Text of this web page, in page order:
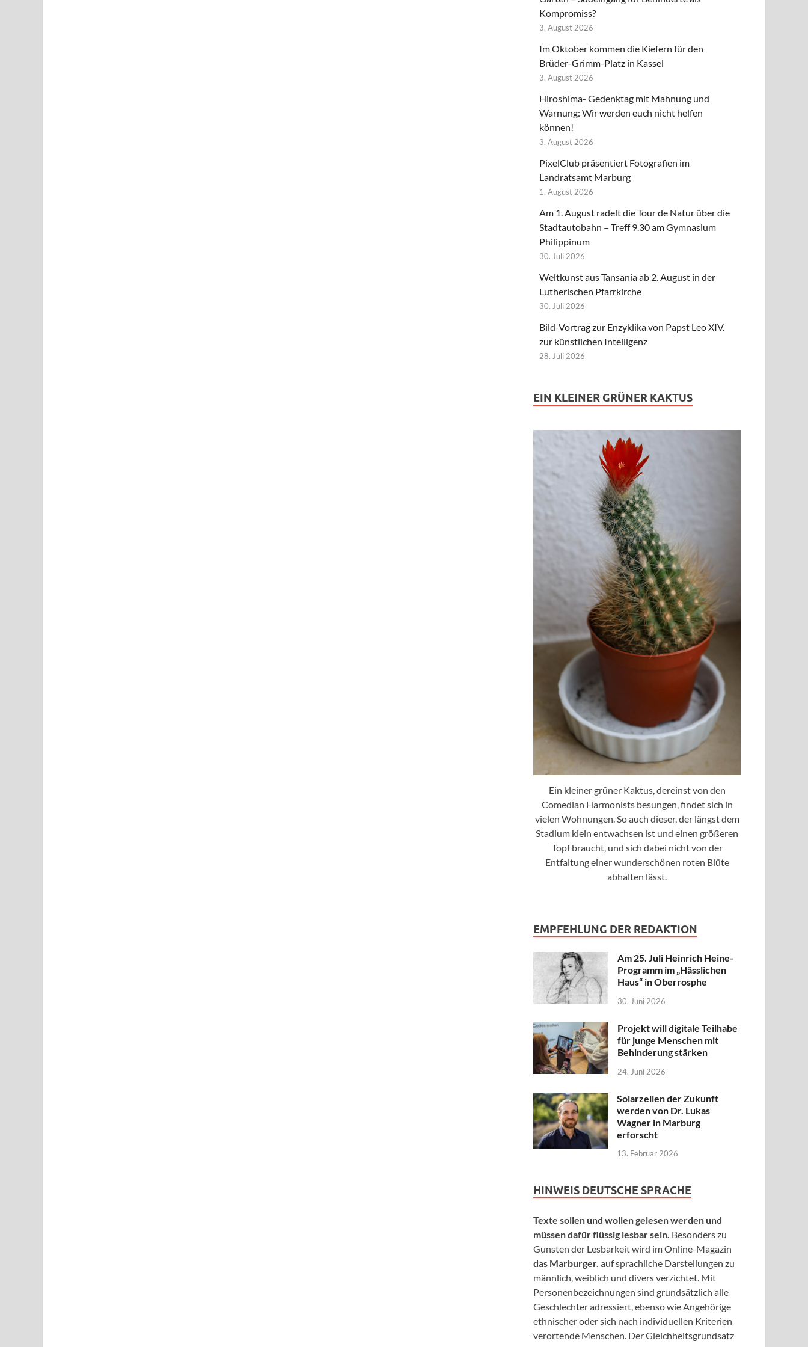
Kompromiss?
3. August 2026
Im Oktober kommen die Kiefern für den
Brüder-Grimm-Platz in Kassel
3. August 2026
Hiroshima- Gedenktag mit Mahnung und
Warnung: Wir werden euch nicht helfen
können!
3. August 2026
PixelClub präsentiert Fotografien im
Landratsamt Marburg
1. August 2026
Am 1. August radelt die Tour de Natur über die
Stadtautobahn – Treff 9.30 am Gymnasium
Philippinum
30. Juli 2026
Weltkunst aus Tansania ab 2. August in der
Lutherischen Pfarrkirche
30. Juli 2026
Bild-Vortrag zur Enzyklika von Papst Leo XIV.
zur künstlichen Intelligenz
28. Juli 2026
EIN KLEINER GRÜNER KAKTUS
Ein kleiner grüner Kaktus, dereinst von den
Comedian Harmonists besungen, findet sich in
vielen Wohnungen. So auch dieser, der längst dem
Stadium klein entwachsen ist und einen größeren
Topf braucht, und sich dabei nicht von der
Entfaltung einer wunderschönen roten Blüte
abhalten lässt.
EMPFEHLUNG DER REDAKTION
Am 25. Juli Heinrich Heine-
Programm im „Hässlichen
Haus“ in Oberrosphe
30. Juni 2026
Projekt will digitale Teilhabe
für junge Menschen mit
Behinderung stärken
24. Juni 2026
Solarzellen der Zukunft
werden von Dr. Lukas
Wagner in Marburg
erforscht
13. Februar 2026
HINWEIS DEUTSCHE SPRACHE
Texte sollen und wollen gelesen werden und
müssen dafür flüssig lesbar sein. Besonders zu
Gunsten der Lesbarkeit wird im Online-Magazin
das Marburger. auf sprachliche Darstellungen zu
männlich, weiblich und divers verzichtet. Mit
Personenbezeichnungen sind grundsätzlich alle
Geschlechter adressiert, ebenso wie Angehörige
ethnischer oder sich nach individuellen Kriterien
verortende Menschen. Der Gleichheitsgrundsatz